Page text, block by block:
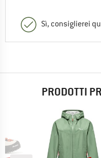
Sì, consiglierei
PRODOTTI